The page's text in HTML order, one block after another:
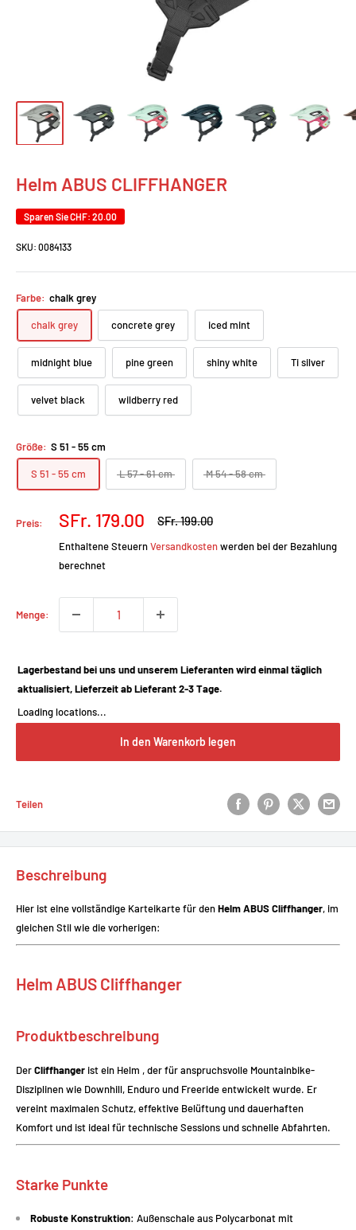
Helm ABUS CLIFFHANGER
Sparen SieCHF: 20.00
SKU: 0084133
Farbe: chalk grey
chalk grey concrete grey iced mint
midnight blue pine green shiny white Ti silver
velvet black wildberry red
Größe: S 51 - 55 cm
S 51 - 55 cm L 57 - 61 cm M 54 - 58 cm
Preis:
Prix
réduit
SFr. 179.00
Prix
SFr. 199.00
Enthaltene SteuernVersandkostenwerden bei der Bezahlung
berechnet
Menge:
Lagerbestand bei uns und unserem Lieferanten wird einmal täglich
aktualisiert, Lieferzeit ab Lieferant 2-3 Tage.
Loading locations...
In den Warenkorb legen
Teilen
Beschreibung
Hier ist eine vollständige Karteikarte für denHelm ABUS Cliffhanger, im
gleichen Stil wie die vorherigen:
Helm ABUS Cliffhanger
Produktbeschreibung
DerCliffhanger ist ein Helm , der für anspruchsvolle Mountainbike-
Disziplinen wie Downhill, Enduro und Freeride entwickelt wurde. Er
vereint maximalen Schutz, effektive Belüftung und dauerhaften
Komfort und ist ideal für technische Sessions und schnelle Abfahrten.
Starke Punkte
Robuste Konstruktion: Außenschale aus Polycarbonat mit